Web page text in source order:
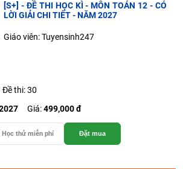
[S+] - ĐỀ THI HỌC KÌ - MÔN TOÁN 12 - CÓ
LỜI GIẢI CHI TIẾT - NĂM 2027
Giáo viên: Tuyensinh247
Đề thi: 30
Giá:499,000 đ
Học thử miễn phí Đặt mua